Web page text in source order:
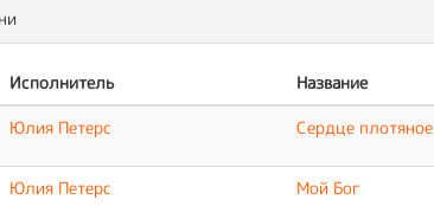
Исполнитель Название
Юлия Петерс
Сердце плотяное
Юлия Петерс Мой Бог